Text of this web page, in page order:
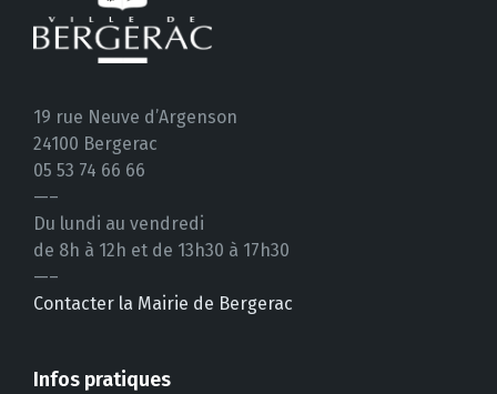
19 rue Neuve d’Argenson
24100 Bergerac
05 53 74 66 66
—–
Du lundi au vendredi
de 8h à 12h et de 13h30 à 17h30
—–
Contacter la Mairie de Bergerac
Infos pratiques